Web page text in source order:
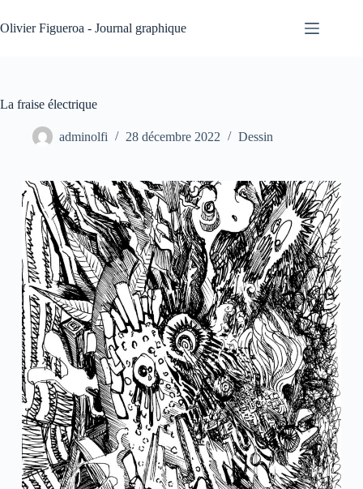
au
contenu
Olivier Figueroa - Journal graphique
La fraise électrique
adminolfi 28 décembre 2022 Dessin